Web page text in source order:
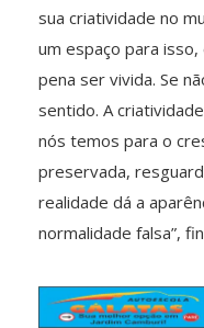
sua criatividade no
um espaço para
pena ser vivida. Se
sentido. A
nós temos para o
preservada,
realidade dá a
normalidade falsa”,